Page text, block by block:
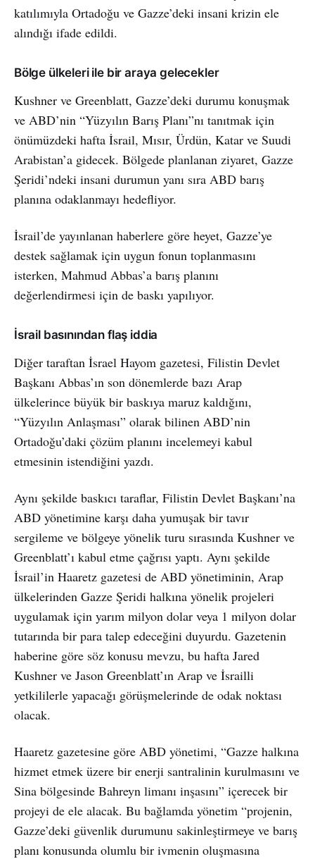
katılımıyla Ortadoğu ve Gazze’deki insani krizin ele
alındığı ifade edildi.
Bölge ülkeleri ile bir araya gelecekler
Kushner ve Greenblatt, Gazze’deki durumu konuşmak
ve ABD’nin “Yüzyılın Barış Planı”nı tanıtmak için
önümüzdeki hafta İsrail, Mısır, Ürdün, Katar ve Suudi
Arabistan’a gidecek. Bölgede planlanan ziyaret, Gazze
Şeridi’ndeki insani durumun yanı sıra ABD barış
planına odaklanmayı hedefliyor.
İsrail’de yayınlanan haberlere göre heyet, Gazze’ye
destek sağlamak için uygun fonun toplanmasını
isterken, Mahmud Abbas’a barış planını
değerlendirmesi için de baskı yapılıyor.
İsrail basınından flaş iddia
Diğer taraftan İsrael Hayom gazetesi, Filistin Devlet
Başkanı Abbas’ın son dönemlerde bazı Arap
ülkelerince büyük bir baskıya maruz kaldığını,
“Yüzyılın Anlaşması” olarak bilinen ABD’nin
Ortadoğu’daki çözüm planını incelemeyi kabul
etmesinin istendiğini yazdı.
Aynı şekilde baskıcı taraflar, Filistin Devlet Başkanı’na
ABD yönetimine karşı daha yumuşak bir tavır
sergileme ve bölgeye yönelik turu sırasında Kushner ve
Greenblatt’ı kabul etme çağrısı yaptı. Aynı şekilde
İsrail’in Haaretz gazetesi de ABD yönetiminin, Arap
ülkelerinden Gazze Şeridi halkına yönelik projeleri
uygulamak için yarım milyon dolar veya 1 milyon dolar
tutarında bir para talep edeceğini duyurdu. Gazetenin
haberine göre söz konusu mevzu, bu hafta Jared
Kushner ve Jason Greenblatt’ın Arap ve İsrailli
yetkililerle yapacağı görüşmelerinde de odak noktası
olacak.
Haaretz gazetesine göre ABD yönetimi, “Gazze halkına
hizmet etmek üzere bir enerji santralinin kurulmasını ve
Sina bölgesinde Bahreyn limanı inşasını” içerecek bir
projeyi de ele alacak. Bu bağlamda yönetim “projenin,
Gazze’deki güvenlik durumunu sakinleştirmeye ve barış
planı konusunda olumlu bir ivmenin oluşmasına